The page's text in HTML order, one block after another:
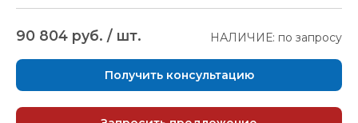
90 804 руб. / шт. НАЛИЧИЕ: по запросу
Получить консультацию